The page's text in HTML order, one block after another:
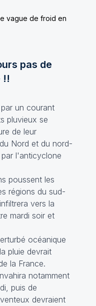
vague de froid en
pas de
!!
un courant
pluvieux se
de leur
Nord et du nord-
l'anticyclone
poussent les
régions du sud-
vers la
mardi soir et
océanique
pluie devrait
la France.
notamment
puis de
devraient